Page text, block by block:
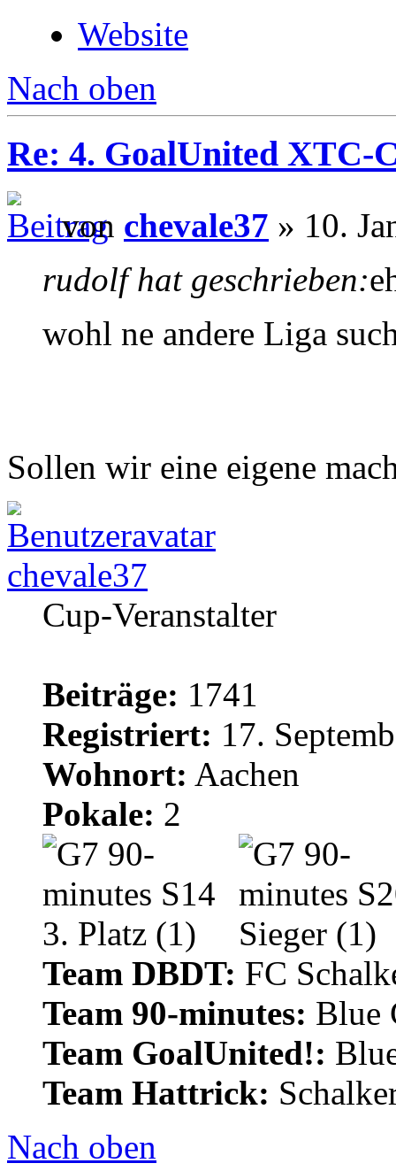
Website
Nach oben
Re: 4. GoalUnited XTC-
von chevale37 » 10.
rudolf hat geschrieben:
wohl ne andere Liga
Sollen wir eine eigene
chevale37
Cup-Veranstalter
Beiträge: 1741
Registriert: 17.
Wohnort: Aachen
Pokale: 2
Team DBDT: FC
Team 90-minutes: Blue
Team GoalUnited!:
Team Hattrick:
Nach oben